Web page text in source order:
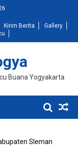
Kirim Berita
Gallery
Buana Yogyakarta
Sleman